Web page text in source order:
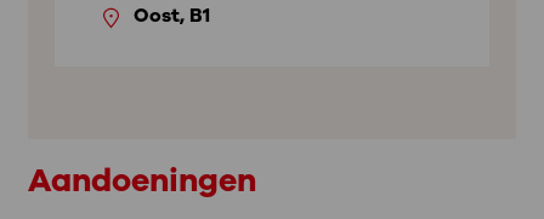
Oost, B1
Aandoeningen